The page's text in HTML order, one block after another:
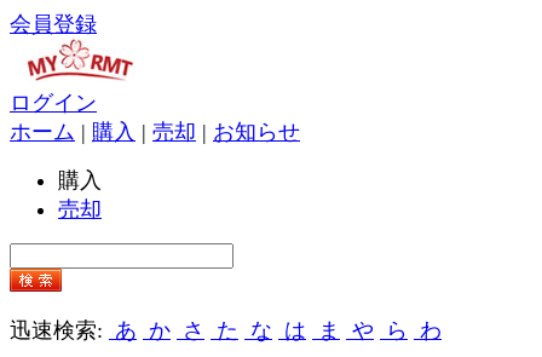
会員登録
ログイン
ホーム | 購入 | 売却 | お知らせ
購入
売却
迅速検索: あ か さ た な は ま や ら わ